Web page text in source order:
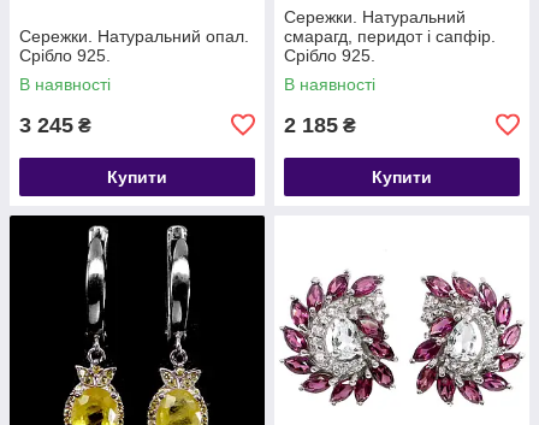
Сережки. Натуральний опал.
Срібло 925.
В наявності
3 245 ₴
Купити
Сережки. Натуральний
смарагд, перидот і сапфір.
Срібло 925.
В наявності
2 185 ₴
Купити